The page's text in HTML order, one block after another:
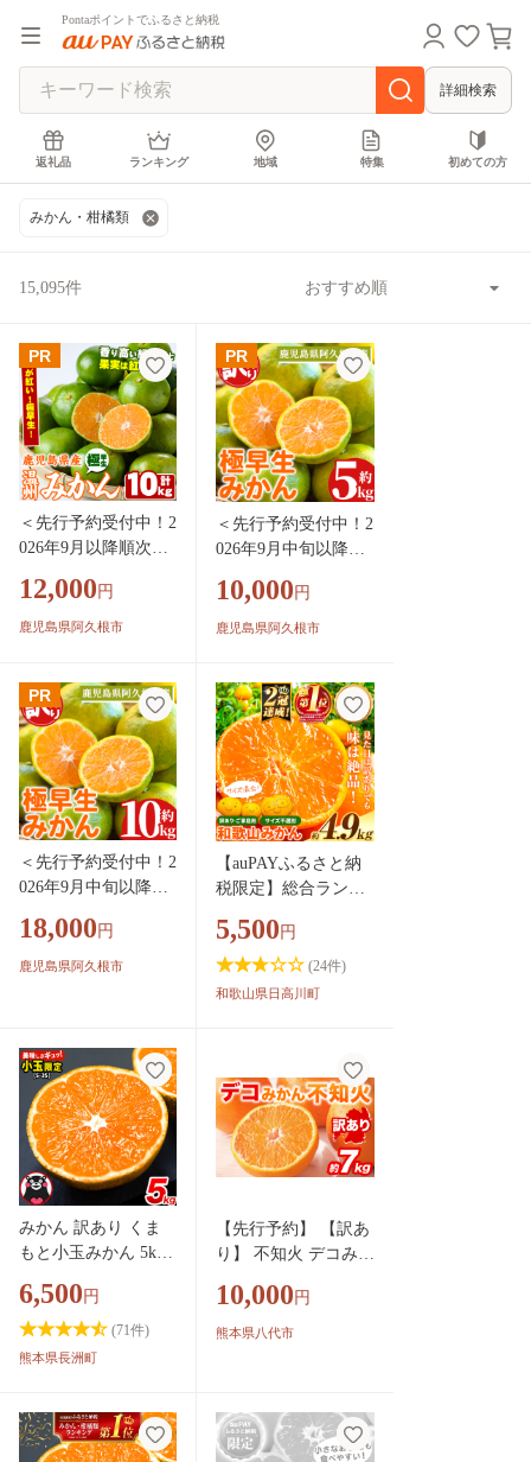
Pontaポイントでふるさと納税
詳細検索
返礼品 ランキング 地域 特集 初めての方
みかん・柑橘類
15,095件
＜先行予約受付中！2
026年9月以降順次発
州みかん (10kg) 国産
鹿児島県産 蜜柑 ミ
ん 温州みかん 青切
りみかん 期間限定
数量限定 【鹿児島い
ずみ農業協同組合】
akn018-07
12,000 円
鹿児島県阿久根市
PR
＜先行予約受付中！2
026年9月中旬以降順
みかん (約5kg) 国産
みかん 極早生 早生
定 数量限定 【古田果
樹園】 akn093-06
10,000 円
鹿児島県阿久根市
PR
＜先行予約受付中！2
026年9月中旬以降順
り！極早生みかん(約
10kg) 国産 みかん 極
限定 【古田果樹園】
akn093-11
18,000 円
鹿児島県阿久根市
PR
【auPAYふるさと納
税限定】総合ランキ
かん (3S～3L) 約4.9k
g《11月上旬-12月末
頃出荷》和歌山県 日
訳ありみかん 家庭用
お試し みかん
5,500 円
(24件)
和歌山県日高川町
みかん 訳あり くま
もと小玉みかん 5kg
行予約 ちょっと訳あ
り 不揃い 傷 ご家庭
用 SDGs 小玉 たっぷ
橘 長洲町 温州みか
ん《9月下旬-12月下
6,500 円
(71件)
熊本県長洲町
【先行予約】 【訳あ
り】 不知火 デコみか
かん 柑橘 くだもの
果物 フルーツ 旬 熊
10,000 円
熊本県八代市